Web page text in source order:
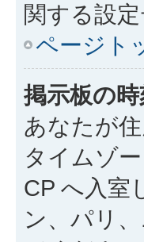
関する設
ページト
掲示板の
あなたが
タイムゾ
CP へ入室
ン、パリ